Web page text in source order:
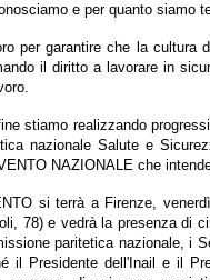
e per quanto siamo
per garantire che la
il diritto a lavorare in
stiamo realizzando
nazionale Salute e
NAZIONALE che
si terrà a Firenze,
78) e vedrà la presenza di
paritetica nazionale, i
il Presidente dell'Inail e il